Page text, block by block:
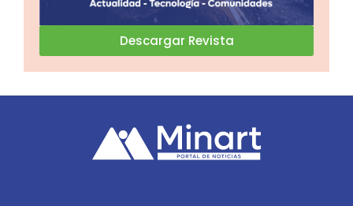
Descargar Revista